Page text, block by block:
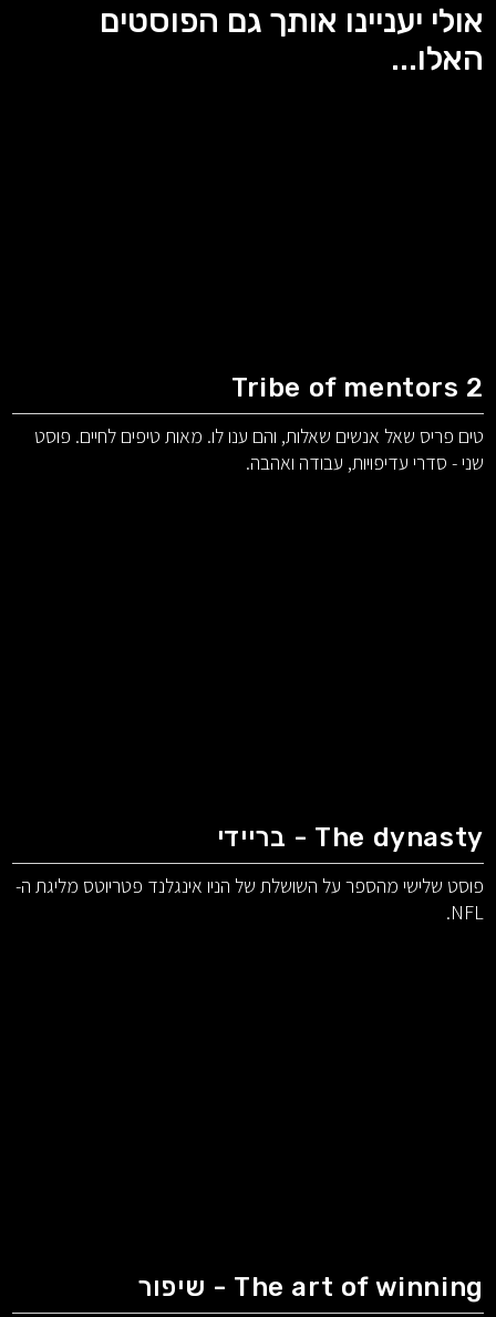
אולי יעניינו אותך גם הפוסטים
האלו...
Tribe of mentors 2
טים פריס שאל אנשים שאלות, והם ענו לו. מאות טיפים לחיים. פוסט
שני - סדרי עדיפויות, עבודה ואהבה.
The dynasty - בריידי
פוסט שלישי מהספר על השושלת של הניו אינגלנד פטריוטס מליגת ה-
NFL.
The art of winning - שיפור